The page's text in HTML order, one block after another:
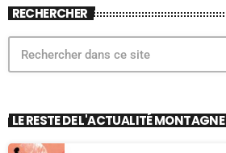
RECHERCHER
LE RESTE DE L'ACTUALITÉ MONTAGNE